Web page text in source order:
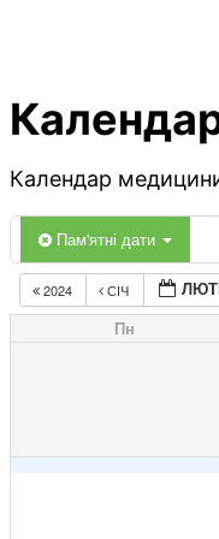
Календар медицини
Пам'ятні дати
2024 СІЧ
Пн